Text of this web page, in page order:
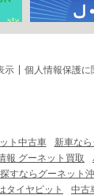
示 個人情報保護に
ト中古車 新車な
報 グーネット買取
すならグーネット
タイヤピット
中古